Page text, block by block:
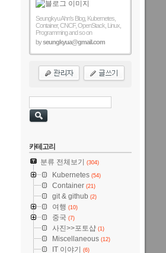
Seungkyu Ahn's Blog, Kubernetes,
Container, CNCF, OpenStack, Linux,
Programming and so on
byseungkyua@gmail.com
카테고리
분류 전체보기
(304)
Kubernetes (54)
Container (21)
git & github (2)
여행 (10)
중국 (7)
사진>>포토샵 (1)
Miscellaneous (12)
IT 이야기 (6)